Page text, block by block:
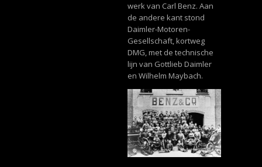
werk van Carl Benz. Aan
de andere kant stond
Daimler-Motoren-
Gesellschaft, kortweg
DMG, met de technische
lijn van Gottlieb Daimler
en Wilhelm Maybach.